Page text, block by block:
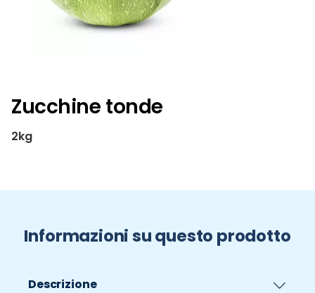
Zucchine tonde
2kg
Informazioni su questo prodotto
Descrizione